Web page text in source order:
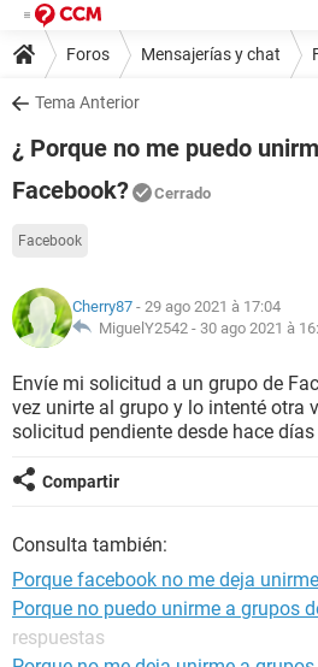
Foros Mensajerías y chat
Tema Anterior
¿ Porque no me puedo
Facebook?
Cerrado
Facebook
Cherry87 - 29 ago 2021 à 17:04
MiguelY2542 - 30 ago 2021 à
Envíe mi solicitud a un grupo de
vez unirte al grupo y lo intenté otra
solicitud pendiente desde hace días
Compartir
Consulta también:
Porque facebook no me deja
Porque no puedo unirme a grupos
respuestas